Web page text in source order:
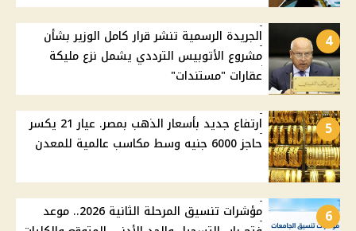
4
الجريدة الرسمية تنشر قرار كامل الوزير بشأن
مشروع الأتوبيس الترددي يشمل نزع مليكة
عقارات "مستندات"
5
ارتفاع جديد بأسعار الذهب بمصر. عيار 21 يكسر
حاجز 6000 جنيه وسط مكاسب عالمية للمعدن
6
مؤشرات تنسيق المرحلة الثانية 2026.. موعد